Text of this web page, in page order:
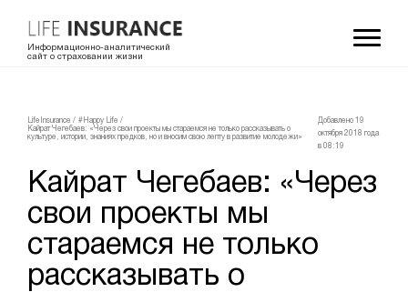
Информационно-аналитический
сайт о страховании жизни
LifeInsurance / #Happy Life /
Кайрат Чегебаев: «Через свои проекты мы стараемся не только рассказывать о
культуре, истории, знаниях предков, но и вносим свою лепту в развитие молодежи»
Добавлено 19
октября 2018 года
в 08:19
Кайрат Чегебаев: «Через
свои проекты мы
стараемся не только
рассказывать о